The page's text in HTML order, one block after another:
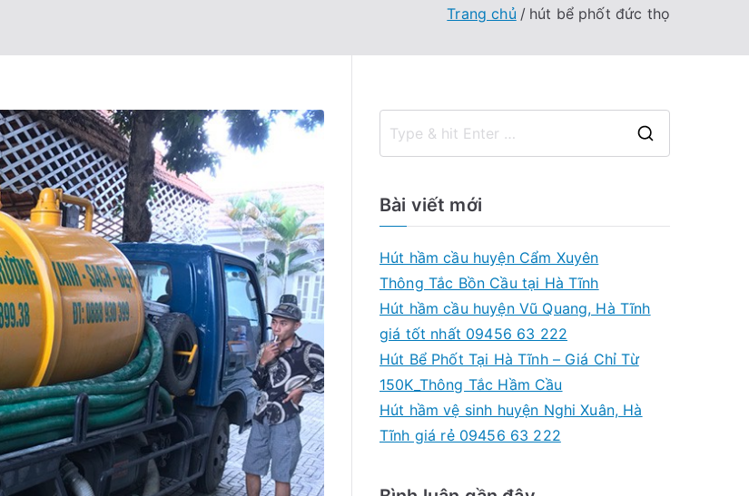
Trang chủ hút bể phốt đức thọ
Bài viết mới
Hút hầm cầu huyện Cẩm Xuyên
Thông Tắc Bồn Cầu tại Hà Tĩnh
Hút hầm cầu huyện Vũ Quang, Hà Tĩnh
giá tốt nhất 09456 63 222
Hút Bể Phốt Tại Hà Tĩnh – Giá Chỉ Từ
150K_Thông Tắc Hầm Cầu
Hút hầm vệ sinh huyện Nghi Xuân, Hà
Tĩnh giá rẻ 09456 63 222